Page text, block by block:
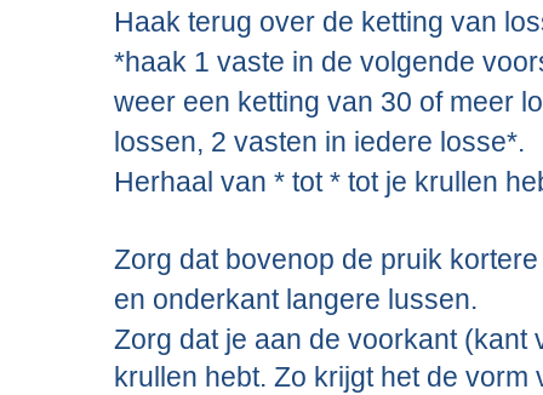
Haak terug over de ketting van
*haak 1 vaste in de volgende
weer een ketting van 30 of meer
lossen, 2 vasten in iedere losse*.
Herhaal van * tot * tot je krullen
Zorg dat bovenop de pruik
en onderkant langere lussen.
Zorg dat je aan de voorkant (kant
krullen hebt. Zo krijgt het de vorm